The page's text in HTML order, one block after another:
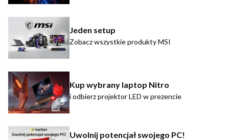
Jeden setup
Zobacz wszystkie produkty MSI
Kup wybrany laptop Nitro
i odbierz projektor LED w prezencie
Uwolnij potencjał swojego PC!